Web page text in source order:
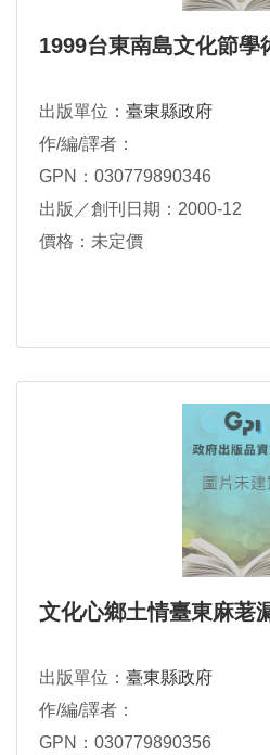
1999台東南島文化節學
出版單位： 臺東縣政府
作/編/譯者：
GPN：030779890346
出版／創刊日期：2000-12
價格：未定價
文化心鄉土情臺東麻荖
出版單位： 臺東縣政府
作/編/譯者：
GPN：030779890356